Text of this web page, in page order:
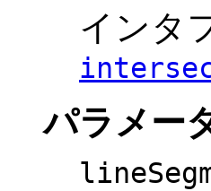
インタ
パラメー